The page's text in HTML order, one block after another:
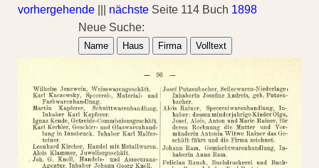
vorhergehende nächste Seite 114 Buch 1898
Neue Suche:
Name Haus Firma Volltext